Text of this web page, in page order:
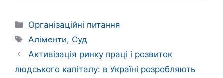
Категорії
Організаційні питання
Позначки
Аліменти, Суд
Активізація ринку праці і розвиток
людського капіталу: в Україні розробляють